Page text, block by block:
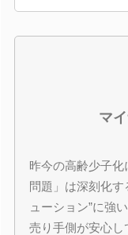
マ
昨今の高齢少子
問題」は深刻化す
ューション”に強
売り手側が安心